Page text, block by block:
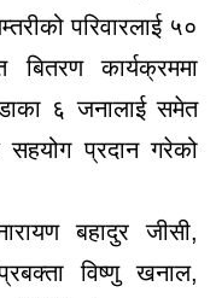
परिवारलाई ५०
कार्यक्रममा
६ जनालाई समेत
प्रदान गरेको
बहादुर जीसी,
विष्णु खनाल,